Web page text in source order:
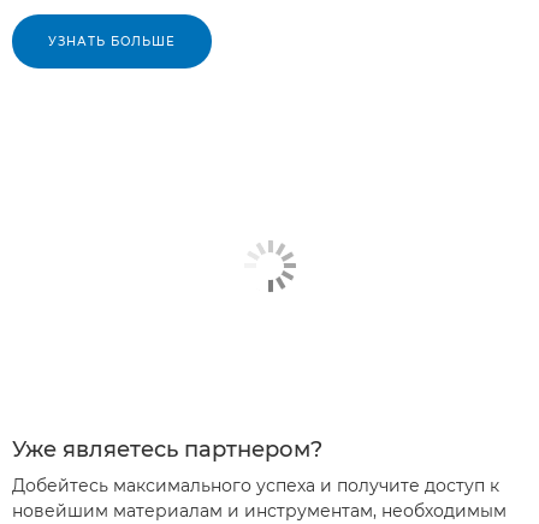
УЗНАТЬ БОЛЬШЕ
Уже являетесь партнером?
Добейтесь максимального успеха и получите доступ к
новейшим материалам и инструментам, необходимым